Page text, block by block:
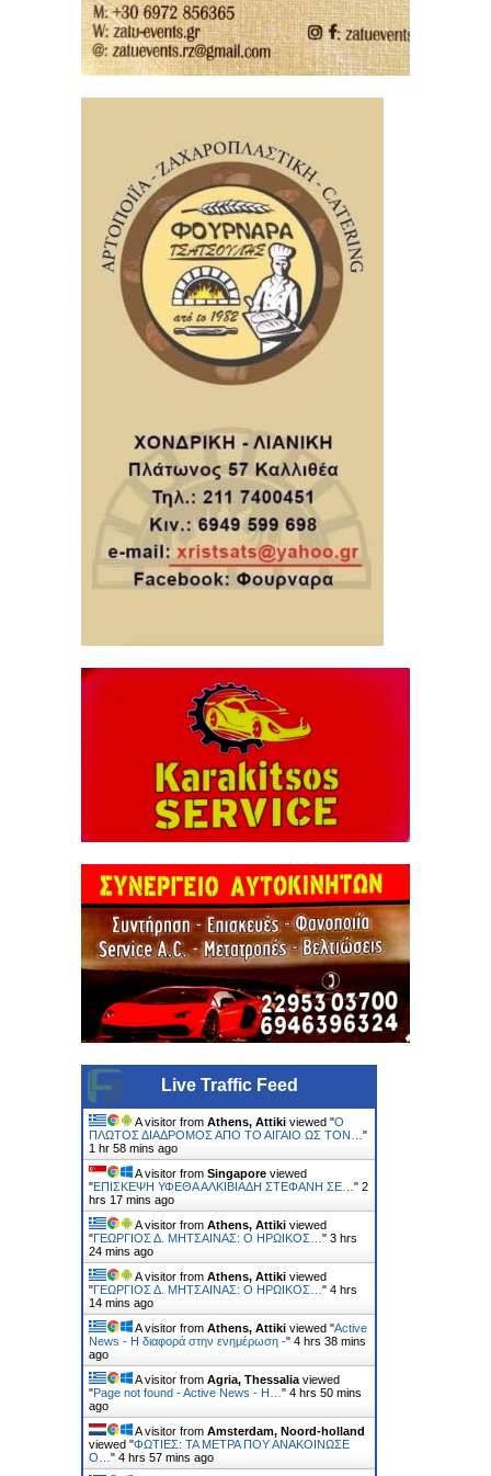
Live Traffic Feed
A visitor from Athens, Attiki viewed "Ο
ΠΛΩΤΟΣ ΔΙΑΔΡΟΜΟΣ ΑΠΟ ΤΟ ΑΙΓΑΙΟ ΩΣ ΤΟΝ… "
1 hr 58 mins ago
A visitor from Singapore viewed
"ΕΠΙΣΚΕΨΗ ΥΦΕΘΑ ΑΛΚΙΒΙΑΔΗ ΣΤΕΦΑΝΗ ΣΕ… " 2
hrs 17 mins ago
A visitor from Athens, Attiki viewed
"ΓΕΩΡΓΙΟΣ Δ. ΜΗΤΣΑΙΝΑΣ: Ο ΗΡΩΙΚΟΣ… " 3 hrs
24 mins ago
A visitor from Athens, Attiki viewed
"ΓΕΩΡΓΙΟΣ Δ. ΜΗΤΣΑΙΝΑΣ: Ο ΗΡΩΙΚΟΣ… " 4 hrs
14 mins ago
A visitor from Athens, Attiki viewed "Active
News - Η διαφορά στην ενημέρωση -" 4 hrs 38 mins
ago
A visitor from Agria, Thessalia viewed
"Page not found - Active News - Η… " 4 hrs 51 mins
ago
A visitor from Amsterdam, Noord-holland
viewed "ΦΩΤΙΕΣ: ΤΑ ΜΕΤΡΑ ΠΟΥ ΑΝΑΚΟΙΝΩΣΕ
Ο… " 4 hrs 57 mins ago